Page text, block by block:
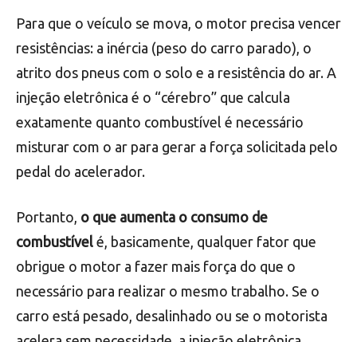
Para que o veículo se mova, o motor precisa vencer
resistências: a inércia (peso do carro parado), o
atrito dos pneus com o solo e a resistência do ar. A
injeção eletrônica é o “cérebro” que calcula
exatamente quanto combustível é necessário
misturar com o ar para gerar a força solicitada pelo
pedal do acelerador.
Portanto, o que aumenta o consumo de
combustível é, basicamente, qualquer fator que
obrigue o motor a fazer mais força do que o
necessário para realizar o mesmo trabalho. Se o
carro está pesado, desalinhado ou se o motorista